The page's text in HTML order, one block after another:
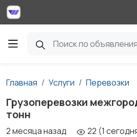
Главная Услуги Перевозки
Грузоперевозки
тонн
2 месяца назад 22 (1